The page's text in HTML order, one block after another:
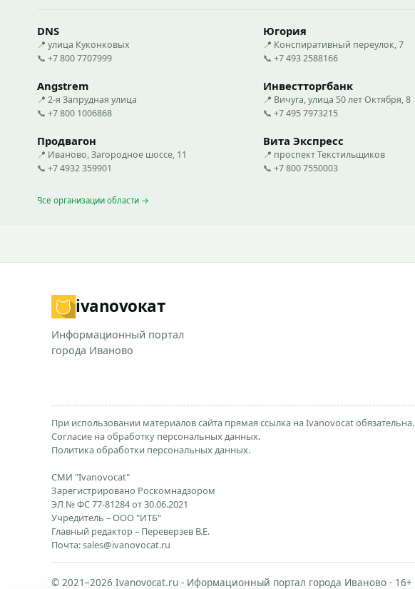
DNS
📍 улица Куконковых
📞 +7 800 7707999
Югория
📍 Конспиративный переулок, 7
📞 +7 493 2588166
Angstrem
📍 2-я Запрудная улица
📞 +7 800 1006868
Инвестторгбанк
📍 Вичуга, улица 50 лет Октября, 8
📞 +7 495 7973215
Продвагон
📍 Иваново, Загородное шоссе, 11
📞 +7 4932 359901
Вита Экспресс
📍 проспект Текстильщиков
📞 +7 800 7550003
Все организации области →
ivanovoкат
Информационный портал
города Иваново
При использовании материалов сайта прямая ссылка на Ivanovocat обязательна.
Согласие на обработку персональных данных.
Политика обработки персональных данных.
СМИ "Ivanovocat"
Зарегистрировано Роскомнадзором
ЭЛ № ФС 77-81284 от 30.06.2021
Учредитель – ООО "ИТБ"
Главный редактор – Переверзев В.Е.
Почта:sales@ivanovocat.ru
© 2021–2026 Ivanovocat.ru - Иформационный портал города Иваново · 16+